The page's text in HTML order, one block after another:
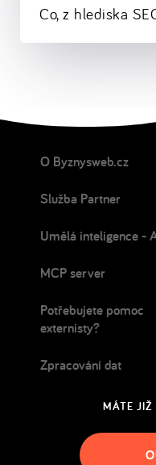
Co, z hlediska
O Byznysweb.cz
Služba Partner
Umělá inteligence -
MCP server
Potřebujete pomoc
externisty?
Zpracování dat
MÁTE JIŽ